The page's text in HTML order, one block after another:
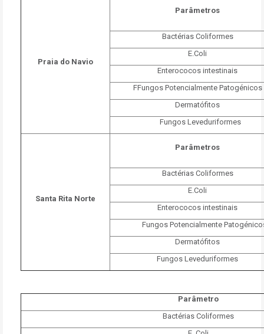
Praia do Navio
Parâmetros
Bactérias Coliformes
E.Coli
Enterococos intestinais
FFungos Potencialmente Patogénicos
Dermatófitos
Fungos Leveduriformes
Santa Rita Norte
Parâmetros
Bactérias Coliformes
E.Coli
Enterococos intestinais
Fungos Potencialmente
Dermatófitos
Fungos Leveduriformes
Parâmetro
Bactérias Coliformes